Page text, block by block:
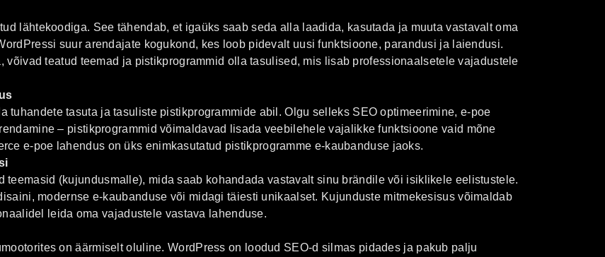
lähtekoodiga. See tähendab, et igaüks saab seda alla laadida, kasutada ja muuta vastavalt oma
suur arendajate kogukond, kes loob pidevalt uusi funktsioone, parandusi ja laiendusi.
võivad teatud teemad ja pistikprogrammid olla tasulised, mis lisab professionaalsetele vajadustele
tuhandete tasuta ja tasuliste pistikprogrammide abil. Olgu selleks SEO optimeerimine, e-poe
– pistikprogrammid võimaldavad lisada veebilehele vajalikke funktsioone vaid mõne
e-poe lahendus on üks enimkasutatud pistikprogramme e-kaubanduse jaoks.
teemasid (kujundusmalle), mida saab kohandada vastavalt sinu brändile või isiklikele eelistustele.
modernse e-kaubanduse või midagi täiesti unikaalset. Kujunduste mitmekesisus võimaldab
leida oma vajadustele vastava lahenduse.
on äärmiselt oluline. WordPress on loodud SEO-d silmas pidades ja pakub palju